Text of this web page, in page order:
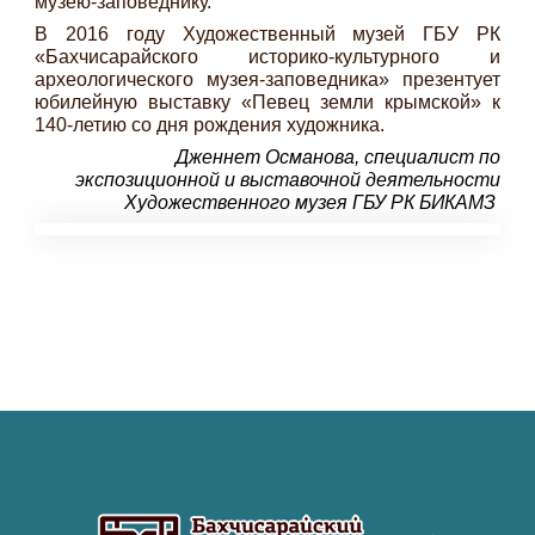
В 2016 году Художественный музей ГБУ РК
«Бахчисарайского историко-культурного и
археологического музея-заповедника» презентует
юбилейную выставку «Певец земли крымской» к
140-летию со дня рождения художника.
Дженнет Османова, специалист по
экспозиционной и выставочной деятельности
Художественного музея ГБУ РК БИКАМЗ